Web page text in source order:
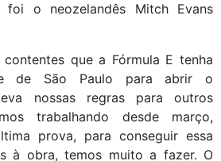
foi o neozelandês Mitch Evans
que a Fórmula E tenha
de São Paulo para abrir o
nossas regras para outros
trabalhando desde março,
prova, para conseguir essa
à obra, temos muito a fazer. O